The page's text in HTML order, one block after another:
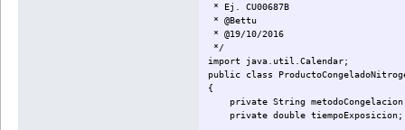
}
* Ej. CU00687B
* @Bettu
* @19/10/2016
*/
import java.util.Calendar;
public class
{
private String
private double tiempoExposicion;